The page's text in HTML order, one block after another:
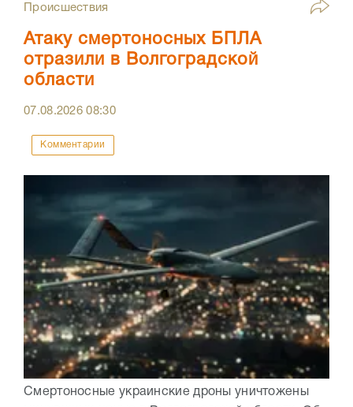
Происшествия
Атаку смертоносных БПЛА
отразили в Волгоградской
области
07.08.202608:30
Комментарии
Смертоносные украинские дроны уничтожены